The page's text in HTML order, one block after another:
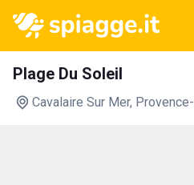
Plage Du Soleil
Cavalaire Sur Mer,